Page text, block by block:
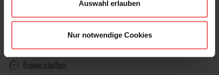
Auswahl erlauben
Nur notwendige Cookies
Sie haben Fragen zum Produkt?
Frage stellen